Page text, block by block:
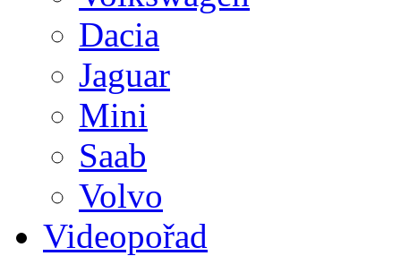
Dacia
Jaguar
Mini
Saab
Volvo
Videopořad